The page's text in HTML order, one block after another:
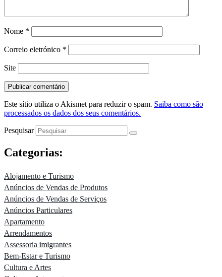
Nome *
Correio eletrónico *
Site
Este sítio utiliza o Akismet para reduzir o spam. Saiba como são
processados os dados dos seus comentários.
Pesquisar
Categorias:
Alojamento e Turismo
Anúncios de Vendas de Produtos
Anúncios de Vendas de Serviços
Anúncios Particulares
Apartamento
Arrendamentos
Assessoria imigrantes
Bem-Estar e Turismo
Cultura e Artes